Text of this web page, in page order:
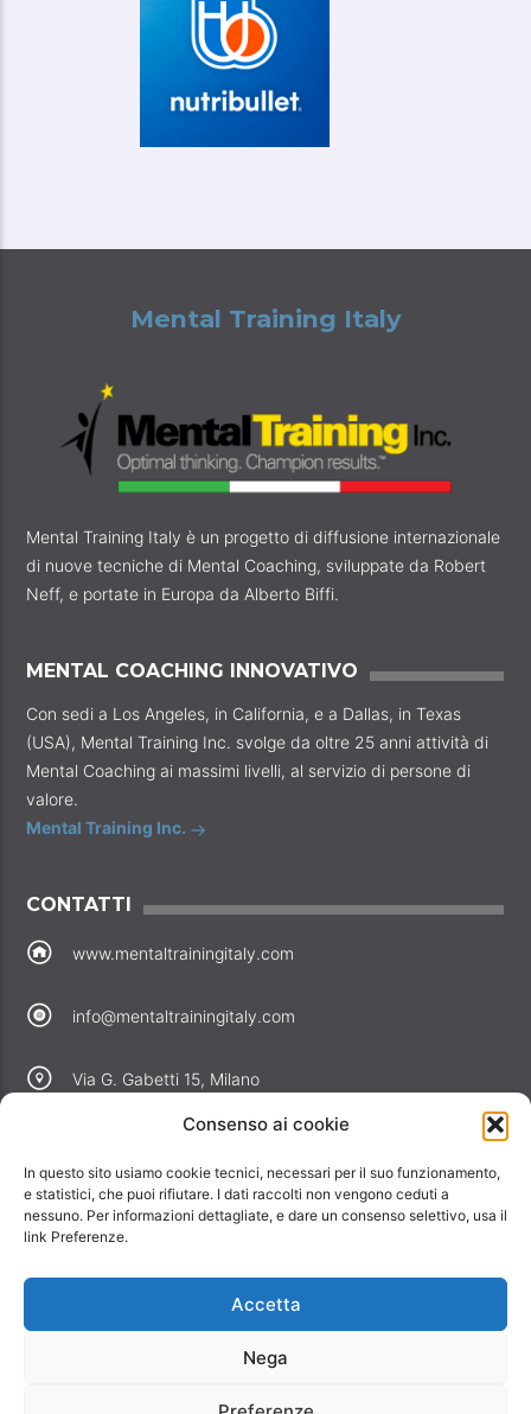
Consenso ai cookie
In questo sito usiamo cookie tecnici, necessari per il suo funzionamento,
e statistici, che puoi rifiutare. I dati raccolti non vengono ceduti a
nessuno. Per informazioni dettagliate, e dare un consenso selettivo, usa il
link Preferenze.
Accetta
Nega
Mental Training Italy
Mental Training Italy è un progetto di diffusione internazionale
di nuove tecniche di Mental Coaching, sviluppate da Robert
Neff, e portate in Europa da Alberto Biffi.
MENTAL COACHING INNOVATIVO
Con sedi a Los Angeles, in California, e a Dallas, in Texas
(USA), Mental Training Inc. svolge da oltre 25 anni attività di
Mental Coaching ai massimi livelli, al servizio di persone di
valore.
Mental Training Inc.
CONTATTI
www.mentaltrainingitaly.com
info@mentaltrainingitaly.com
Via G. Gabetti 15, Milano
Perché noi
Offerte
Informativa privacy
Informativa cookie